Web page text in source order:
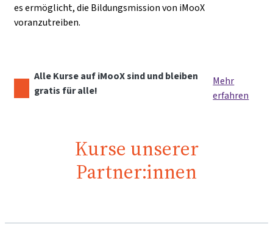
es ermöglicht, die Bildungsmission von iMooX
voranzutreiben.
Alle Kurse auf iMooX sind und bleiben
gratis für alle!
Mehr
erfahren
Kurse unserer
Partner:innen